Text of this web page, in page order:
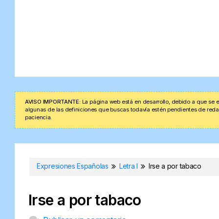
AVISO IMPORTANTE: La página web está en desarrollo, debido a que
algunas de las definiciones que buscas todavía estén pendientes de
paciencia.
Expresiones Españolas Letra I Irse a por tabaco
Irse a por tabaco